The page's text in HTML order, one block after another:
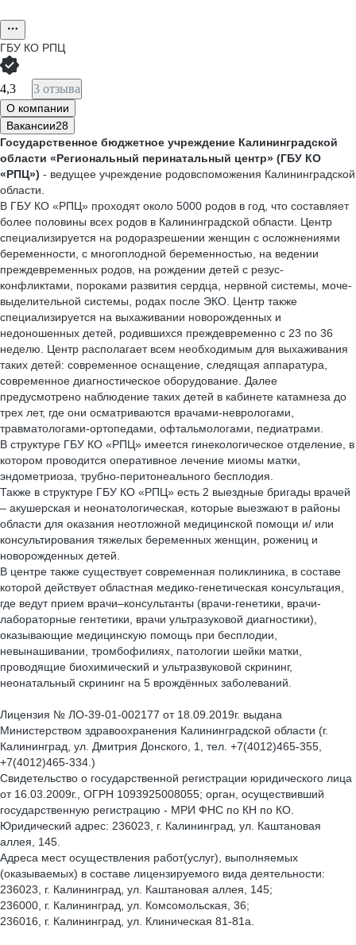
ГБУ КО РПЦ
4,3 3 отзыва
О компании
Вакансии28
Государственное бюджетное учреждение Калининградской
области «Региональный перинатальный центр» (ГБУ КО
«РПЦ») - ведущее учреждение родовспоможения Калининградской
области.
В ГБУ КО «РПЦ» проходят около 5000 родов в год, что составляет
более половины всех родов в Калининградской области. Центр
специализируется на родоразрешении женщин с осложнениями
беременности, с многоплодной беременностью, на ведении
преждевременных родов, на рождении детей с резус-
конфликтами, пороками развития сердца, нервной системы, моче-
выделительной системы, родах после ЭКО. Центр также
специализируется на выхаживании новорожденных и
недоношенных детей, родившихся преждевременно с 23 по 36
неделю. Центр располагает всем необходимым для выхаживания
таких детей: современное оснащение, следящая аппаратура,
современное диагностическое оборудование. Далее
предусмотрено наблюдение таких детей в кабинете катамнеза до
трех лет, где они осматриваются врачами-неврологами,
травматологами-ортопедами, офтальмологами, педиатрами.
В структуре ГБУ КО «РПЦ» имеется гинекологическое отделение, в
котором проводится оперативное лечение миомы матки,
эндометриоза, трубно-перитонеального бесплодия.
Также в структуре ГБУ КО «РПЦ» есть 2 выездные бригады врачей
– акушерская и неонатологическая, которые выезжают в районы
области для оказания неотложной медицинской помощи и/ или
консультирования тяжелых беременных женщин, рожениц и
новорожденных детей.
В центре также существует современная поликлиника, в составе
которой действует областная медико-генетическая консультация,
где ведут прием врачи–консультанты (врачи-генетики, врачи-
лабораторные гентетики, врачи ультразуковой диагностики),
оказывающие медицинскую помощь при бесплодии,
невынашивании, тромбофилиях, патологии шейки матки,
проводящие биохимический и ультразвуковой скрининг,
неонатальный скрининг на 5 врождённых заболеваний.
Лицензия № ЛО-39-01-002177 от 18.09.2019г. выдана
Министерством здравоохранения Калининградской области (г.
Калининград, ул. Дмитрия Донского, 1, тел. +7(4012)465-355,
+7(4012)465-334.)
Свидетельство о государственной регистрации юридического лица
от 16.03.2009г., ОГРН 1093925008055; орган, осуществивший
государственную регистрацию - МРИ ФНС по КН по КО.
Юридический адрес: 236023, г. Калининград, ул. Каштановая
аллея, 145.
Адреса мест осуществления работ(услуг), выполняемых
(оказываемых) в составе лицензируемого вида деятельности:
236023, г. Калининград, ул. Каштановая аллея, 145;
236000, г. Калининград, ул. Комсомольская, 36;
236016, г. Калининград, ул. Клиническая 81-81а.